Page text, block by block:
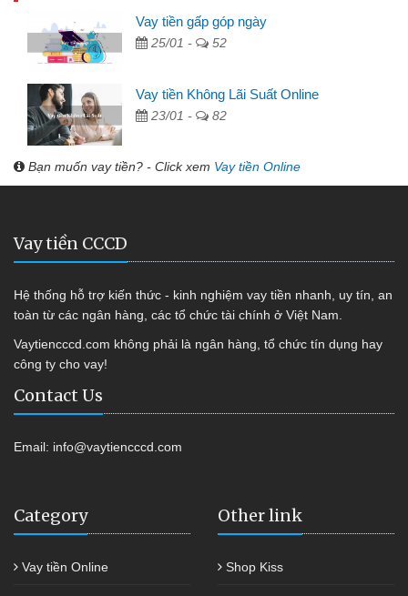
Vay tiền gấp góp ngày
25/01 - 52
Vay tiền Không Lãi Suất Online
23/01 - 82
Bạn muốn vay tiền? - Click xem Vay tiền Online
Vay tiền CCCD
Hệ thống hỗ trợ kiến thức - kinh nghiệm vay tiền nhanh, uy tín, an
toàn từ các ngân hàng, các tổ chức tài chính ở Việt Nam.
Vaytiencccd.com không phải là ngân hàng, tổ chức tín dụng hay
công ty cho vay!
Contact Us
Email: info@vaytiencccd.com
Category
Vay tiền Online
Other link
Shop Kiss